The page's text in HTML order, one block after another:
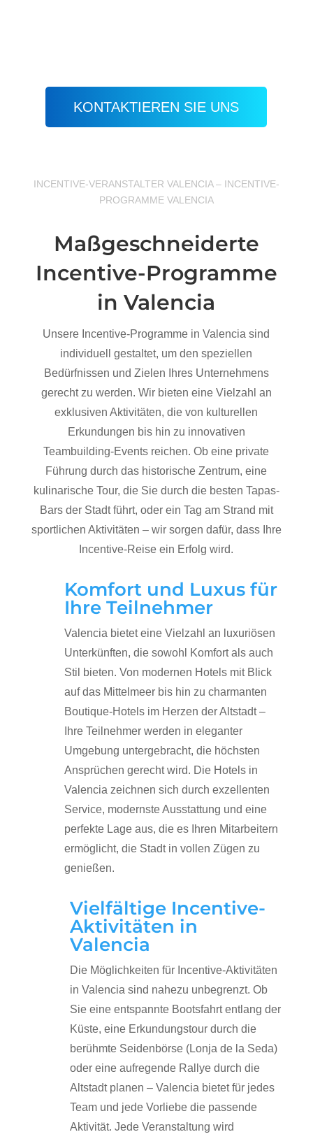
KONTAKTIEREN SIE UNS
INCENTIVE-VERANSTALTER VALENCIA – INCENTIVE-
PROGRAMME VALENCIA
Maßgeschneiderte
Incentive-Programme
in Valencia
Unsere Incentive-Programme in Valencia sind
individuell gestaltet, um den speziellen
Bedürfnissen und Zielen Ihres Unternehmens
gerecht zu werden. Wir bieten eine Vielzahl an
exklusiven Aktivitäten, die von kulturellen
Erkundungen bis hin zu innovativen
Teambuilding-Events reichen. Ob eine private
Führung durch das historische Zentrum, eine
kulinarische Tour, die Sie durch die besten Tapas-
Bars der Stadt führt, oder ein Tag am Strand mit
sportlichen Aktivitäten – wir sorgen dafür, dass Ihre
Incentive-Reise ein Erfolg wird.
Komfort und Luxus für
Ihre Teilnehmer
Valencia bietet eine Vielzahl an luxuriösen
Unterkünften, die sowohl Komfort als auch
Stil bieten. Von modernen Hotels mit Blick
auf das Mittelmeer bis hin zu charmanten
Boutique-Hotels im Herzen der Altstadt –
Ihre Teilnehmer werden in eleganter
Umgebung untergebracht, die höchsten
Ansprüchen gerecht wird. Die Hotels in
Valencia zeichnen sich durch exzellenten
Service, modernste Ausstattung und eine
perfekte Lage aus, die es Ihren Mitarbeitern
ermöglicht, die Stadt in vollen Zügen zu
genießen.
Vielfältige Incentive-
Aktivitäten in
Valencia
Die Möglichkeiten für Incentive-Aktivitäten
in Valencia sind nahezu unbegrenzt. Ob
Sie eine entspannte Bootsfahrt entlang der
Küste, eine Erkundungstour durch die
berühmte Seidenbörse (Lonja de la Seda)
oder eine aufregende Rallye durch die
Altstadt planen – Valencia bietet für jedes
Team und jede Vorliebe die passende
Aktivität. Jede Veranstaltung wird